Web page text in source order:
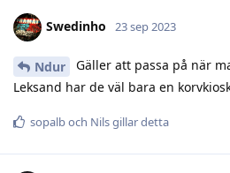
Swedinho 23 sep 2023
Ndur
Gäller att passa på när
Leksand har de väl bara en
sopalboch Nilsgillar detta